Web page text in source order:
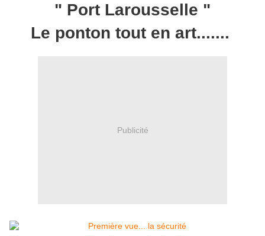
" Port Larousselle "
Le ponton tout en art.......
Publicité